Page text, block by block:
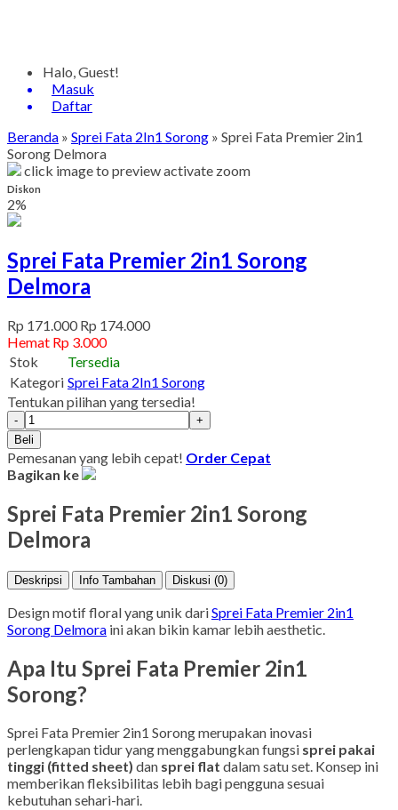
Halo, Guest!
Masuk
Daftar
Beranda » Sprei Fata 2In1 Sorong » Sprei Fata Premier 2in1
Sorong Delmora
click image to previewactivate zoom
Diskon
2%
Sprei Fata Premier 2in1 Sorong
Delmora
Rp 171.000 Rp 174.000
Hemat Rp 3.000
Stok
Tersedia
Kategori Sprei Fata 2In1 Sorong
Tentukan pilihan yang tersedia!
-
+
Beli
Pemesanan yang lebih cepat! Order Cepat
Bagikan ke
Sprei Fata Premier 2in1 Sorong
Delmora
Deskripsi Info Tambahan Diskusi (0)
Design motif floral yang unik dariSprei Fata Premier 2in1
Sorong Delmora ini akan bikin kamar lebih aesthetic.
Apa Itu Sprei Fata Premier 2in1
Sorong?
Sprei Fata Premier 2in1 Sorong merupakan inovasi
perlengkapan tidur yang menggabungkan fungsi sprei pakai
tinggi (fitted sheet) dan sprei flat dalam satu set. Konsep ini
memberikan fleksibilitas lebih bagi pengguna sesuai
kebutuhan sehari-hari.